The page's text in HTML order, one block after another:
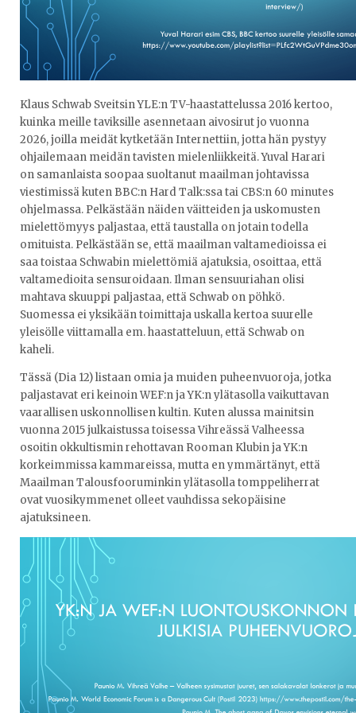
Klaus Schwab Sveitsin YLE:n TV-haastattelussa 2016 kertoo,
kuinka meille taviksille asennetaan aivosirut jo vuonna
2026, joilla meidät kytketään Internettiin, jotta hän pystyy
ohjailemaan meidän tavisten mielenliikkeitä. Yuval Harari
on samanlaista soopaa suoltanut maailman johtavissa
viestimissä kuten BBC:n Hard Talk:ssa tai CBS:n 60 minutes
ohjelmassa. Pelkästään näiden väitteiden ja uskomusten
mielettömyys paljastaa, että taustalla on jotain todella
omituista. Pelkästään se, että maailman valtamedioissa ei
saa toistaa Schwabin mielettömiä ajatuksia, osoittaa, että
valtamedioita sensuroidaan. Ilman sensuuriahan olisi
mahtava skuuppi paljastaa, että Schwab on pöhkö.
Suomessa ei yksikään toimittaja uskalla kertoa suurelle
yleisölle viittamalla em. haastatteluun, että Schwab on
kaheli.
Tässä (Dia 12) listaan omia ja muiden puheenvuoroja, jotka
paljastavat eri keinoin WEF:n ja YK:n ylätasolla vaikuttavan
vaarallisen uskonnollisen kultin. Kuten alussa mainitsin
vuonna 2015 julkaistussa toisessa Vihreässä Valheessa
osoitin okkultismin rehottavan Rooman Klubin ja YK:n
korkeimmissa kammareissa, mutta en ymmärtänyt, että
Maailman Talousfooruminkin ylätasolla tomppeliherrat
ovat vuosikymmenet olleet vauhdissa sekopäisine
ajatuksineen.